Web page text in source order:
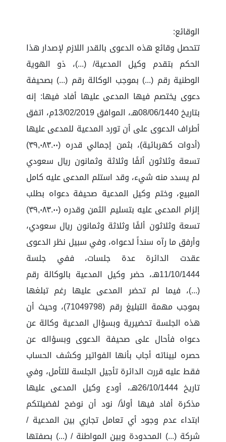
الوقائع:
تتحصل وقائع هذه الدعوى بالقدر اللازم لإصدار هذا
الحكم بتقدم وكيل المدعية/ (...)، ذو الهوية
الوطنية رقم (...) بموجب الوكالة رقم (...) بصحيفة
دعوى يختصم فيها المدعى عليها أفاد فيها: إنه
بتاريخ 08/06/1440هـ، الموافق 13/02/2019م، اتفق
أطراف الدعوى على أن تورد المدعية للمدعى عليها
(أدوات كهربائية)، بثمن إجمالي قدره (٣٩,٠٨٣.٠٠)
تسعة وثلاثون ألفًا وثلاثة وثمانون ريال سعودي
لم يسدد منه شيء، وقد استلم المدعى عليه كامل
المبيع، وختم وكيل المدعية صحيفة دعواه بطلب
إلزام المدعى عليه بتسليم الثمن وقدره (٣٩,٠٨٣.٠٠)
تسعة وثلاثون ألفًا وثلاثة وثمانون ريال سعودي،
وأرفق ما رآه سنداً لدعواه، وفي سبيل نظر الدعوى
عقدت الدائرة عدة جلسات، ففي جلسة
11/10/1444هـ، حضر وكيل المدعية بالوكالة رقم
(...)، فيما لم تحضر المدعى عليها رغم تبلغها
بموجب مهمة التبليغ رقم (71049798)، وحيث أن
هذه الجلسة تحضيرية وبسؤال المدعية وكالة عن
دعواه فأحال على صحيفة الدعوى وبسؤاله عن
حصره لبيناته أجاب بأنها الفواتير وكشف الحساب
فقط عليه قررت الدائرة تأجيل الجلسة للتأمل، وفي
تاريخ 26/10/1444هـ، أودع وكيل المدعى عليها
مذكرة أفاد فيها أولاً/ نود أن نوضح لفضيلتكم
ابتداء عدم وجود أي تعامل تجاري بين المدعية /
شركة (...) المحدودة وبين المواطنة / (...) بصفتها